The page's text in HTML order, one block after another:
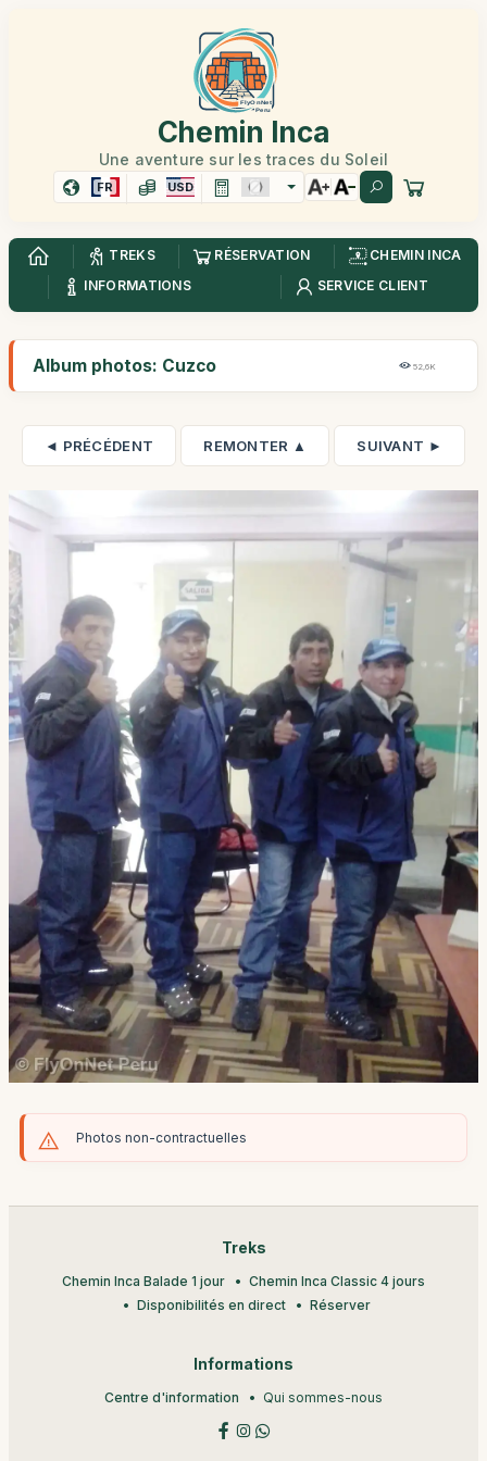
Chemin Inca
Une aventure sur les traces du Soleil
FR USD
TREKS RÉSERVATION
CHEMIN INCA
INFORMATIONS
SERVICE CLIENT
Album photos: Cuzco 52,6K
◄ PRÉCÉDENT REMONTER ▲ SUIVANT ►
Photos non-contractuelles
Treks
Chemin Inca Balade 1 jour
Chemin Inca Classic 4 jours
Disponibilités en direct
Réserver
Informations
Centre d'information Qui sommes-nous